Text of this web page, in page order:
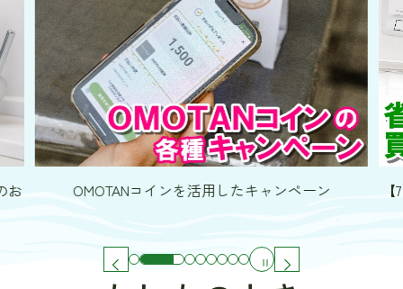
お OMOTANコインを活用したキャンペーン